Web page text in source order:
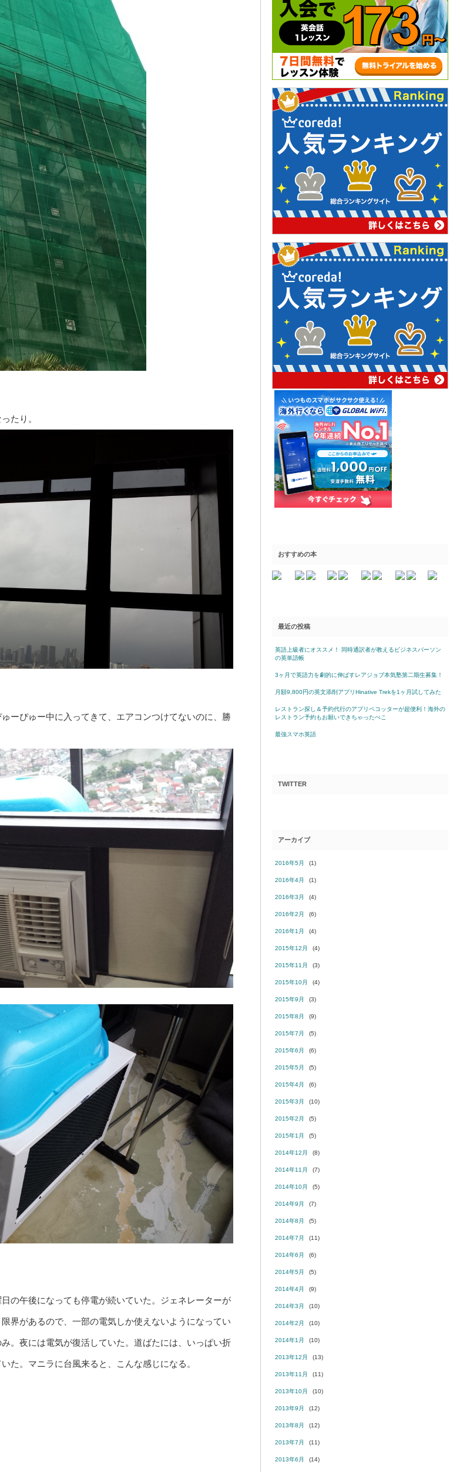
たり。
ーぴゅー中に入ってきて、エアコンつけてないのに、勝
の午後になっても停電が続いていた。ジェネレーターが
界があるので、一部の電気しか使えないようになってい
。夜には電気が復活していた。道ばたには、いっぱい折
た。マニラに台風来ると、こんな感じになる。
おすすめの本
最近の投稿
英語上級者にオススメ！ 同時通訳者が教えるビジネスパーソン
の英単語帳
3ヶ月で英語力を劇的に伸ばすレアジョブ本気塾第二期生募集！
月額9,800円の英文添削アプリHinative Trekを1ヶ月試してみた
レストラン探し＆予約代行のアプリペコッターが超便利！海外の
レストラン予約もお願いできちゃったぺこ
最強スマホ英語
TWITTER
アーカイブ
2016年5月 (1)
2016年4月 (1)
2016年3月 (4)
2016年2月 (6)
2016年1月 (4)
2015年12月 (4)
2015年11月 (3)
2015年10月 (4)
2015年9月 (3)
2015年8月 (9)
2015年7月 (5)
2015年6月 (6)
2015年5月 (5)
2015年4月 (6)
2015年3月 (10)
2015年2月 (5)
2015年1月 (5)
2014年12月 (8)
2014年11月 (7)
2014年10月 (5)
2014年9月 (7)
2014年8月 (5)
2014年7月 (11)
2014年6月 (6)
2014年5月 (5)
2014年4月 (9)
2014年3月 (10)
2014年2月 (10)
2014年1月 (10)
2013年12月 (13)
2013年11月 (11)
2013年10月 (10)
2013年9月 (12)
2013年8月 (12)
2013年7月 (11)
2013年6月 (14)